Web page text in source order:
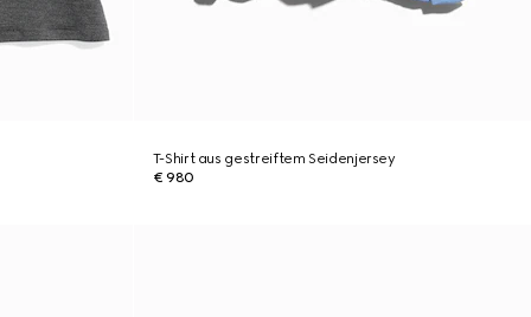
T-Shirt aus gestreiftem Seidenjersey
€ 980